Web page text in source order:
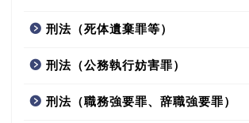
刑法（死体遺棄罪等）
刑法（公務執行妨害罪）
刑法（職務強要罪、辞職強要罪）